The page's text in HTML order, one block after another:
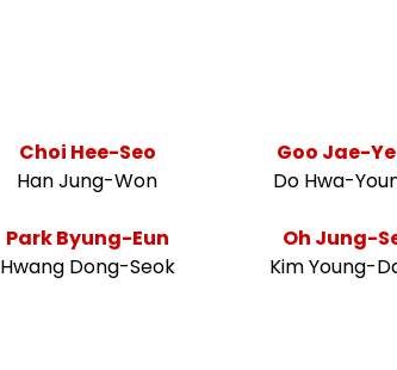
Choi Hee-Seo
Han Jung-Won
Goo Jae-
Do Hwa-
Park Byung-Eun
Hwang Dong-Seok
Oh Jung-
Kim Young-